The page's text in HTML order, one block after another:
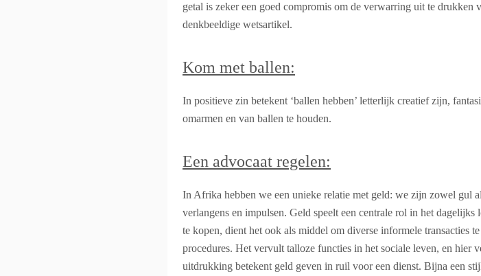
getal is zeker een goed compromis om de verwarring uit te
denkbeeldige wetsartikel.
Kom met ballen:
In positieve zin betekent ‘ballen hebben’ letterlijk creatief zijn,
omarmen en van ballen te houden.
Een advocaat regelen:
In Afrika hebben we een unieke relatie met geld: we zijn zowel gul
verlangens en impulsen. Geld speelt een centrale rol in het
te kopen, dient het ook als middel om diverse informele transacties
procedures. Het vervult talloze functies in het sociale leven, en hier
uitdrukking betekent geld geven in ruil voor een dienst. Bijna een